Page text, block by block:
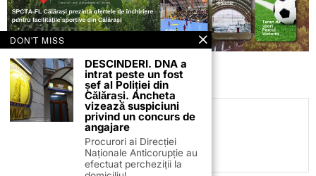
C.C
DON'T MISS
DESCINDERI. DNA a
intrat peste un fost
șef al Poliției din
Călărași. Ancheta
vizează suspiciuni
privind un concurs de
angajare
Procurori ai Direcției
Naționale Anticorupție au
efectuat percheziții la